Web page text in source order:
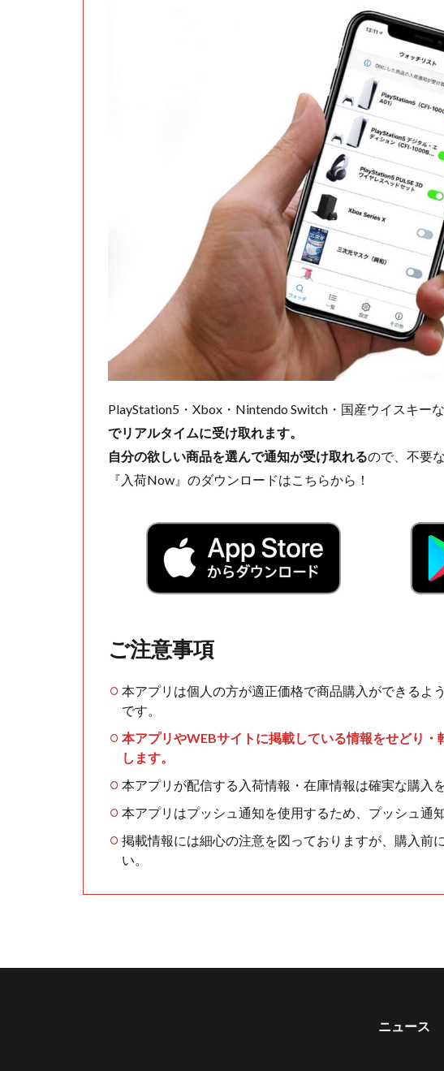
PlayStation5・Xbox・Nintendo Switch・国産ウイスキー
でリアルタイムに受け取れます。
自分の欲しい商品を選んで通知が受け取れるので、不要
『入荷Now』のダウンロードはこちらから！
ご注意事項
本アプリは個人の方が適正価格で商品購入ができるよ
です。
本アプリやWEBサイトに掲載している情報をせどり
します。
本アプリが配信する入荷情報・在庫情報は確実な購入
本アプリはプッシュ通知を使用するため、プッシュ通
掲載情報には細心の注意を図っておりますが、購入前
い。
ニュース